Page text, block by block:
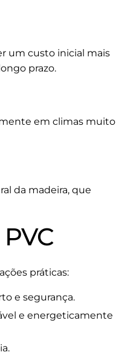
um custo inicial mais
prazo.
em climas muito
da madeira, que
práticas:
e segurança.
e energeticamente